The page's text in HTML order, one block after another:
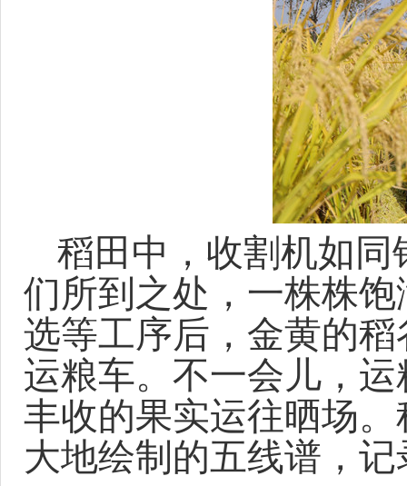
稻田中，收割机如
们所到之处，一株株
选等工序后，金黄的
运粮车。 不一会儿，
丰收的果实运往晒场
大地绘制的五线谱，